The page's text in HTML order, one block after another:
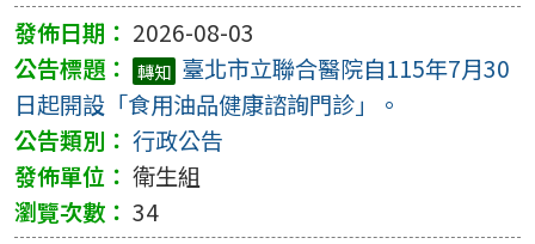
2026-08-03
轉知 臺北市立聯合醫院自115年7月30
日起開設「食用油品健康諮詢門診」。
行政公告
衛生組
34